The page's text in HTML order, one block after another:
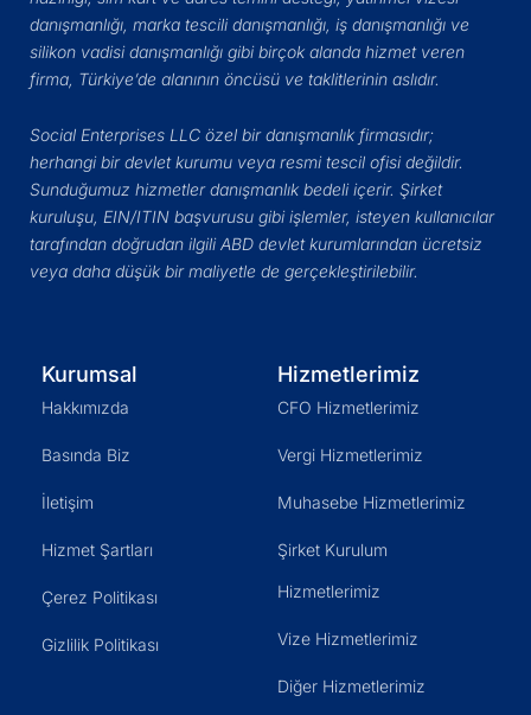
danışmanlığı, marka tescili danışmanlığı, iş danışmanlığı ve
silikon vadisi danışmanlığı gibi birçok alanda hizmet veren
firma, Türkiye’de alanının öncüsü ve taklitlerinin aslıdır.
Social Enterprises LLC özel bir danışmanlık firmasıdır;
herhangi bir devlet kurumu veya resmi tescil ofisi değildir.
Sunduğumuz hizmetler danışmanlık bedeli içerir. Şirket
kuruluşu, EIN/ITIN başvurusu gibi işlemler, isteyen kullanıcılar
tarafından doğrudan ilgili ABD devlet kurumlarından ücretsiz
veya daha düşük bir maliyetle de gerçekleştirilebilir.
Kurumsal
Hakkımızda
Basında Biz
İletişim
Hizmet Şartları
Çerez Politikası
Gizlilik Politikası
Hizmetlerimiz
CFO Hizmetlerimiz
Vergi Hizmetlerimiz
Muhasebe Hizmetlerimiz
Şirket Kurulum
Hizmetlerimiz
Vize Hizmetlerimiz
Diğer Hizmetlerimiz